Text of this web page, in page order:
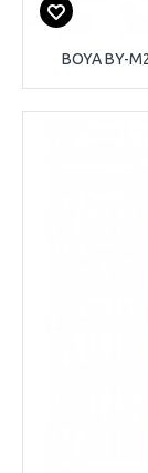
BOYA BY-